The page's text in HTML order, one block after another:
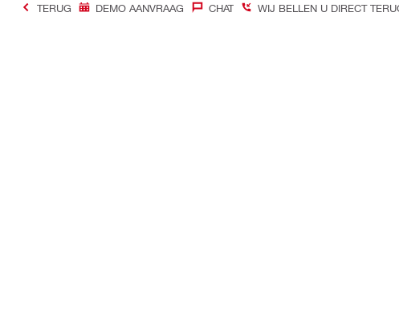
TERUG DEMO AANVRAAG CHAT WIJ BELLEN U DIRECT